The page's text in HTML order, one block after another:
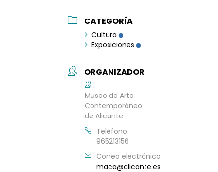
CATEGORÍA
Cultura
Exposiciones
ORGANIZADOR
Museo de Arte
Contemporáneo
de Alicante
Teléfono
965213156
Correo electrónico
maca@alicante.es